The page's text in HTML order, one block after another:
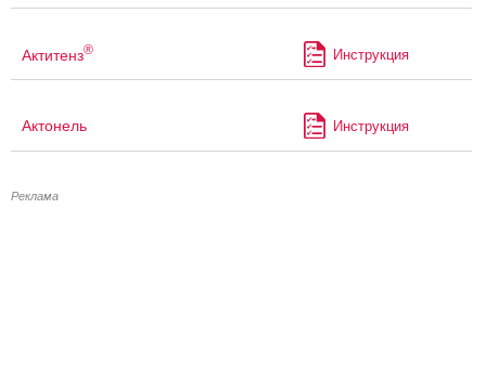
Актитенз® Инструкция
Актонель Инструкция
Реклама